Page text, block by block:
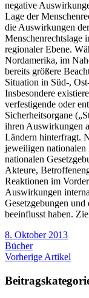
negative
Lage der
die Auswirkungen
Menschenrechtslage
regionaler Ebene.
Nordamerika, im
bereits größere
Situation in Süd-,
Insbesondere
verfestigende oder
Sicherheitsorgane
ihren Auswirkungen
Ländern hinterfragt.
jeweiligen nationalen
nationalen
Akteure,
Reaktionen im
Auswirkungen
Gesetzgebungen
beeinflusst haben.
8. Oktober 2013
Bücher
Vorherige Artikel